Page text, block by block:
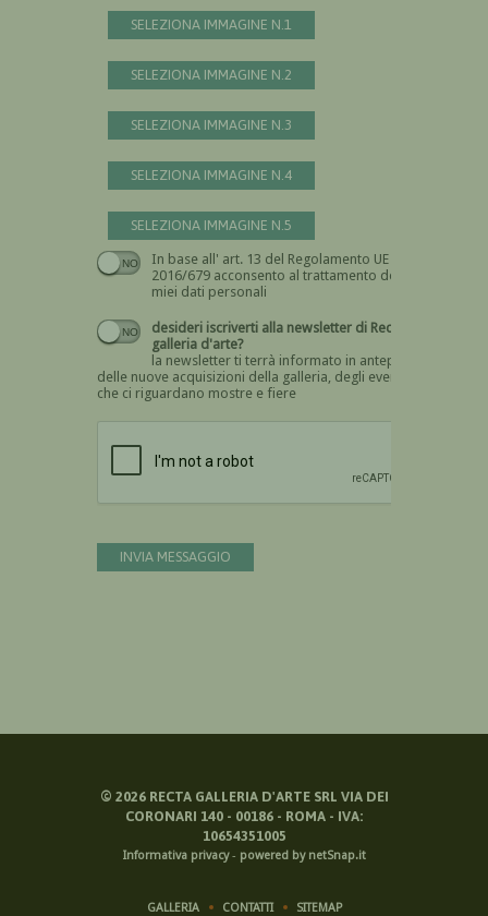
SELEZIONA IMMAGINE N.1
SELEZIONA IMMAGINE N.2
SELEZIONA IMMAGINE N.3
SELEZIONA IMMAGINE N.4
SELEZIONA IMMAGINE N.5
In base all' art. 13 del Regolamento UE n.
2016/679 acconsento al trattamento dei
miei dati personali
Devi dare il consenso
desideri iscriverti alla newsletter di Recta
galleria d'arte?
la newsletter ti terrà informato in anteprima
delle nuove acquisizioni della galleria, degli eventi
che ci riguardano mostre e fiere
INVIA MESSAGGIO
© 2026RECTA GALLERIA D'ARTE SRL VIA DEI
CORONARI 140 - 00186 - ROMA - IVA:
10654351005
Informativa privacy- powered by netSnap.it
GALLERIA CONTATTI SITEMAP